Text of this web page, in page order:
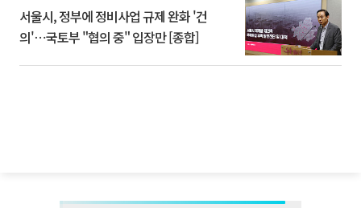
서울시, 정부에 정비사업 규제 완화 '건
의'⋯국토부 "협의 중" 입장만 [종합]